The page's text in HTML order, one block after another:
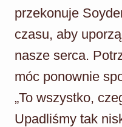
przekonuje
czasu, aby
nasze serca.
móc ponownie
„To wszystko,
Upadliśmy tak